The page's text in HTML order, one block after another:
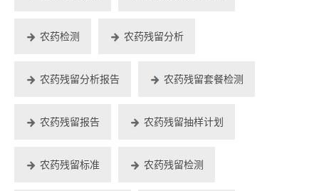
农药检测 农药残留分析
农药残留分析报告 农药残留套餐检测
农药残留报告 农药残留抽样计划
农药残留标准 农药残留检测